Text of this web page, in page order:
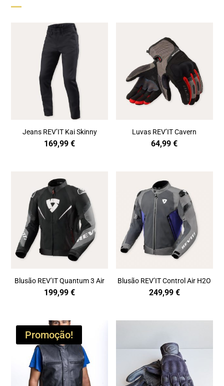
Jeans REV’IT Kai Skinny
169,99€
Luvas REV’IT Cavern
64,99€
Blusão REV’IT Quantum 3 Air
199,99€
Blusão REV’IT Control Air H2O
249,99 €
Promoção!